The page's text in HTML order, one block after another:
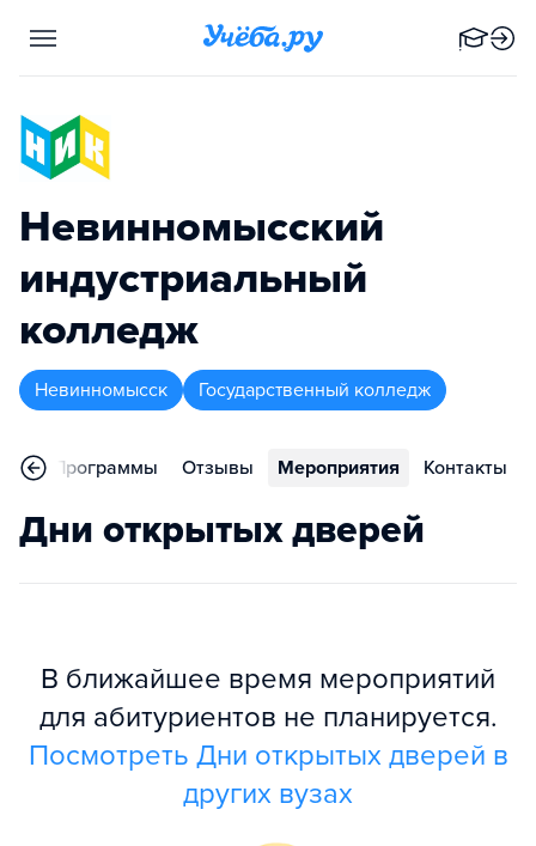
Невинномысский
индустриальный
колледж
Невинномысск Государственный колледж
Программы Отзывы Мероприятия Контакты
Дни открытых дверей
В ближайшее время мероприятий
для абитуриентов не планируется.
Посмотреть Дни открытых дверей в
других вузах